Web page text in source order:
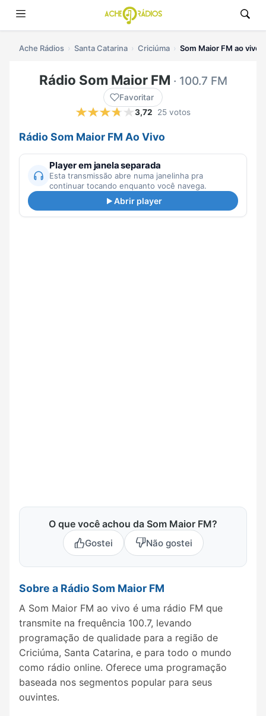
Ache Rádios Santa Catarina Criciúma Som Maior FM ao vivo
Rádio Som Maior FM · 100.7 FM
Favoritar
3,72
25 votos
Rádio Som Maior FM Ao Vivo
Player em janela separada
Esta transmissão abre numa janelinha pra
continuar tocando enquanto você navega.
Abrir player
O que você achou da Som Maior FM?
Gostei Não gostei
Sobre a Rádio Som Maior FM
A Som Maior FM ao vivo é uma rádio FM que
transmite na frequência 100.7, levando
programação de qualidade para a região de
Criciúma, Santa Catarina, e para todo o mundo
como rádio online. Oferece uma programação
baseada nos segmentos popular para seus
ouvintes.